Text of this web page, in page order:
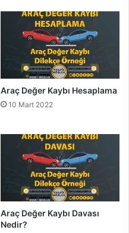
Araç Değer Kaybı Hesaplama
10 Mart 2022
Araç Değer Kaybı Davası
Nedir?